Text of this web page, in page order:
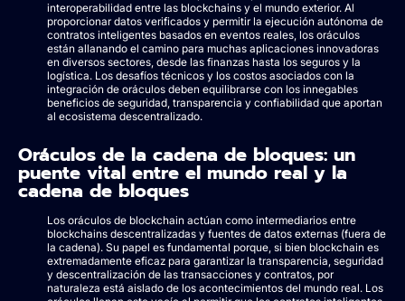
interoperabilidad entre las blockchains y el mundo exterior. Al
proporcionar datos verificados y permitir la ejecución autónoma de
contratos inteligentes basados ​​en eventos reales, los oráculos
están allanando el camino para muchas aplicaciones innovadoras
en diversos sectores, desde las finanzas hasta los seguros y la
logística. Los desafíos técnicos y los costos asociados con la
integración de oráculos deben equilibrarse con los innegables
beneficios de seguridad, transparencia y confiabilidad que aportan
al ecosistema descentralizado.
Oráculos de la cadena de bloques: un
puente vital entre el mundo real y la
cadena de bloques
Los oráculos de blockchain actúan como intermediarios entre
blockchains descentralizadas y fuentes de datos externas (fuera de
la cadena). Su papel es fundamental porque, si bien blockchain es
extremadamente eficaz para garantizar la transparencia, seguridad
y descentralización de las transacciones y contratos, por
naturaleza está aislado de los acontecimientos del mundo real. Los